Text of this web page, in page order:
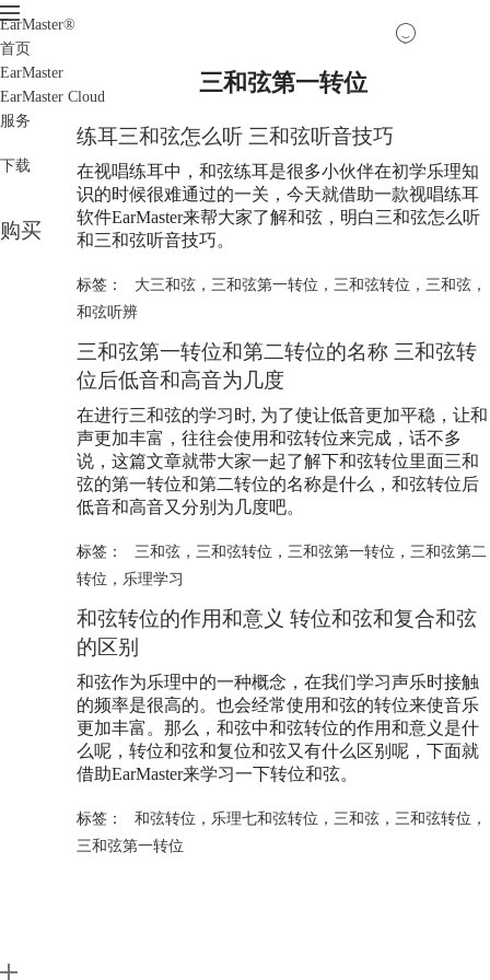
EarMaster®
首页
EarMaster
EarMaster Cloud
服务
下载
购买
三和弦第一转位
练耳三和弦怎么听 三和弦听音技巧
在视唱练耳中，和弦练耳是很多小伙伴在初学乐理知
识的时候很难通过的一关，今天就借助一款视唱练耳
软件EarMaster来帮大家了解和弦，明白三和弦怎么听
和三和弦听音技巧。
标签： 大三和弦， 三和弦第一转位 ， 三和弦转位 ， 三和弦，
和弦听辨
三和弦第一转位和第二转位的名称 三和弦转
位后低音和高音为几度
在进行三和弦的学习时, 为了使让低音更加平稳，让和
声更加丰富，往往会使用和弦转位来完成，话不多
说，这篇文章就带大家一起了解下和弦转位里面三和
弦的第一转位和第二转位的名称是什么，和弦转位后
低音和高音又分别为几度吧。
标签： 三和弦， 三和弦转位 ， 三和弦第一转位 ， 三和弦第二
转位 ， 乐理学习
和弦转位的作用和意义 转位和弦和复合和弦
的区别
和弦作为乐理中的一种概念，在我们学习声乐时接触
的频率是很高的。也会经常使用和弦的转位来使音乐
更加丰富。那么，和弦中和弦转位的作用和意义是什
么呢，转位和弦和复位和弦又有什么区别呢，下面就
借助EarMaster来学习一下转位和弦。
标签： 和弦转位 ， 乐理七和弦转位 ， 三和弦， 三和弦转位 ，
三和弦第一转位